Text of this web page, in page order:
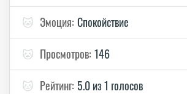
🐱 Эмоция: Спокойствие
🐱 Просмотров: 146
🐱 Рейтинг: 5.0 из 1 голосов